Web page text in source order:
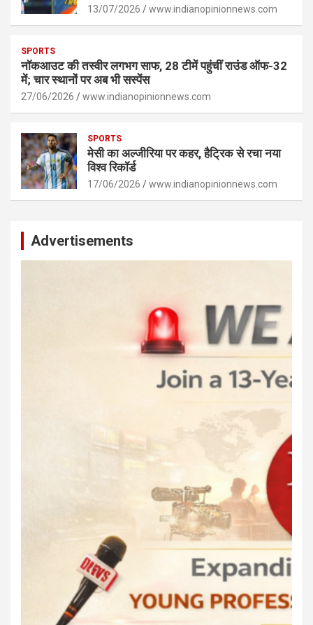
13/07/2026 www.indianopinionnews.com
SPORTS
नॉकआउट की तस्वीर लगभग साफ, 28 टीमें पहुंचीं राउंड ऑफ-32
में; चार स्थानों पर अब भी सस्पेंस
27/06/2026 www.indianopinionnews.com
SPORTS
मेसी का अल्जीरिया पर कहर, हैट्रिक से रचा नया
विश्व रिकॉर्ड
17/06/2026 www.indianopinionnews.com
Advertisements